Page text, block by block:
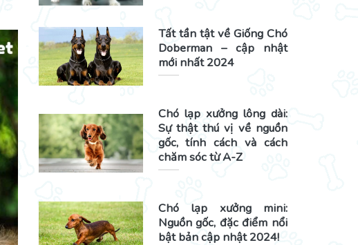
Tất tần tật về Giống Chó
Doberman – cập nhật
mới nhất 2024
Chó lạp xưởng lông dài:
Sự thật thú vị về nguồn
gốc, tính cách và cách
chăm sóc từ A-Z
Chó lạp xưởng mini:
Nguồn gốc, đặc điểm nổi
bật bản cập nhật 2024!